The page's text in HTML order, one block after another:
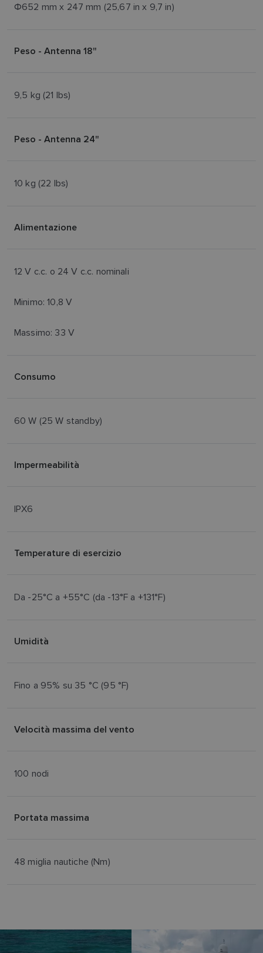
Φ652 mm x 247 mm (25,67 in x 9,7 in)
Peso - Antenna 18"
9,5 kg (21 lbs)
Peso - Antenna 24"
10 kg (22 lbs)
Alimentazione
12 V c.c. o 24 V c.c. nominali
Minimo: 10,8 V
Massimo: 33 V
Consumo
60 W (25 W standby)
Impermeabilità
IPX6
Temperature di esercizio
Da -25°C a +55°C (da -13°F a +131°F)
Umidità
Fino a 95% su 35 °C (95 °F)
Velocità massima del vento
100 nodi
Portata massima
48 miglia nautiche (Nm)